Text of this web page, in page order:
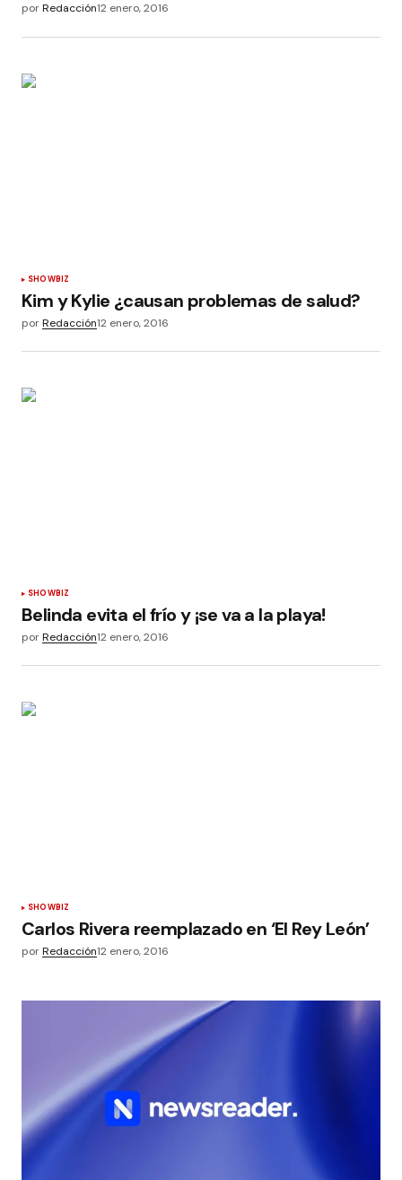
porRedacción12 enero, 2016
SHOWBIZ
Kim y Kylie ¿causan problemas de salud?
porRedacción12 enero, 2016
SHOWBIZ
Belinda evita el frío y ¡se va a la playa!
porRedacción12 enero, 2016
SHOWBIZ
Carlos Rivera reemplazado en ‘El Rey León’
porRedacción12 enero, 2016